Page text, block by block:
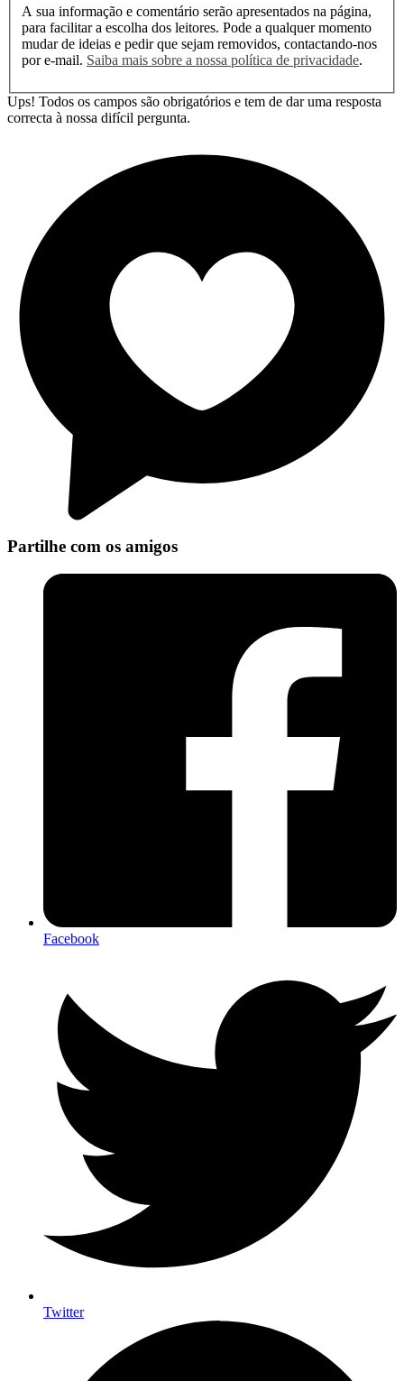
A sua informação e comentário serão apresentados na página,
para facilitar a escolha dos leitores. Pode a qualquer momento
mudar de ideias e pedir que sejam removidos, contactando-nos
por e-mail.
Saiba mais sobre a nossa política de privacidade.
Ups! Todos os campos são obrigatórios e tem de dar uma resposta
correcta à nossa difícil pergunta.
Partilhe com os amigos
Facebook
Twitter